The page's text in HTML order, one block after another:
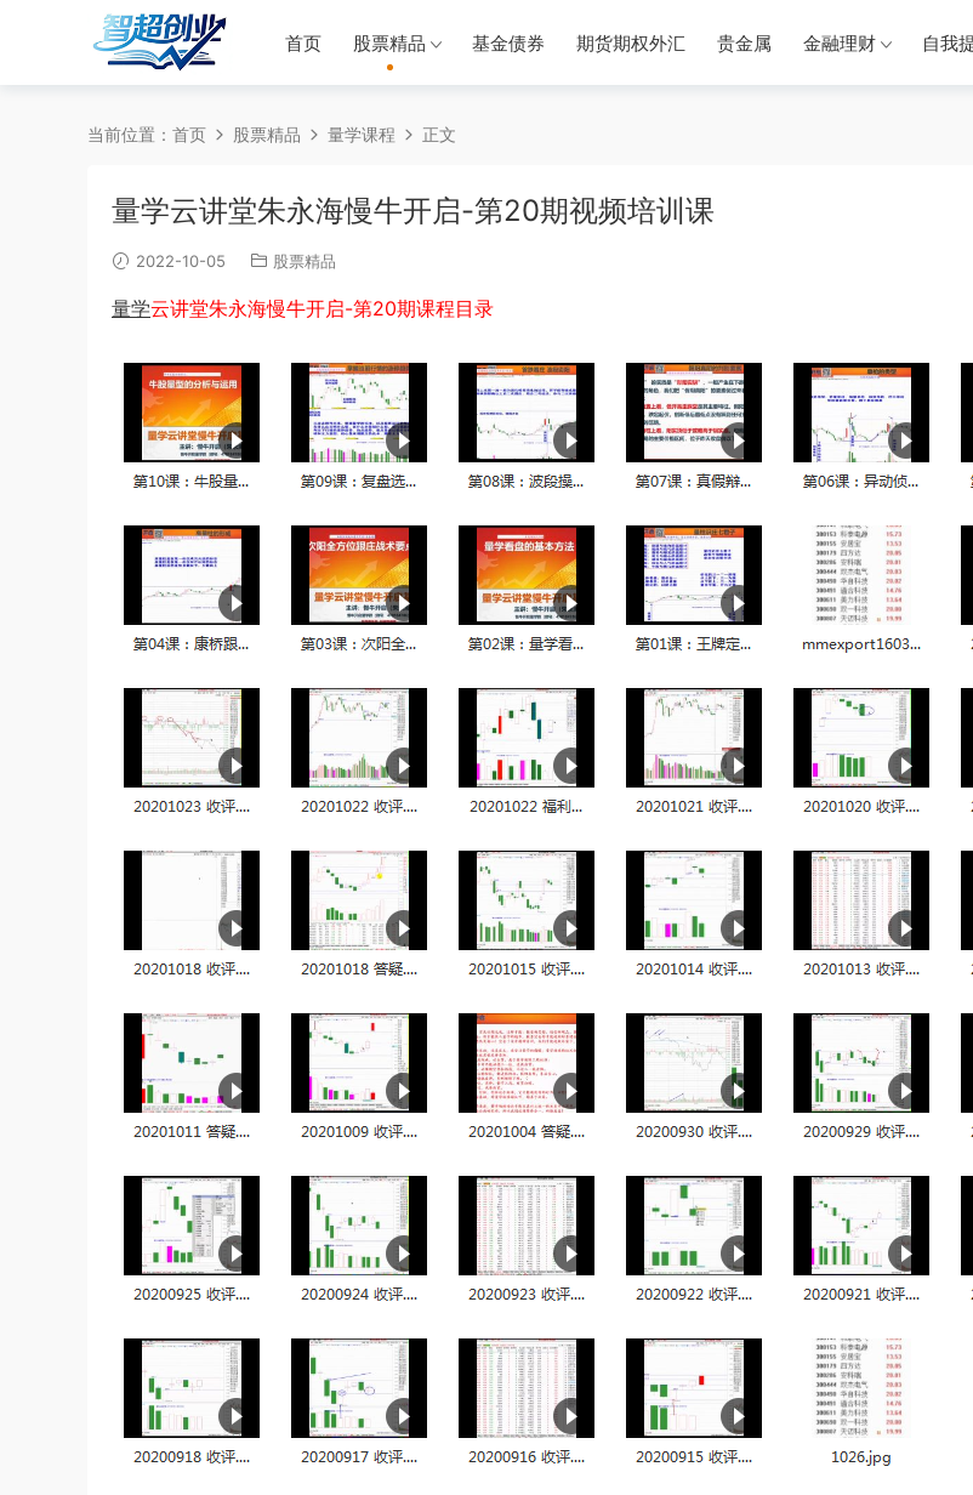
首页 股票精品 基金债券 期货期权外汇 贵金属 金融理财 自我
当前位置： 首页 股票精品 量学课程 正文
量学云讲堂朱永海慢牛开启-第20期视频培训课
2022-10-05 股票精品
量学云讲堂朱永海慢牛开启-第20期课程目录